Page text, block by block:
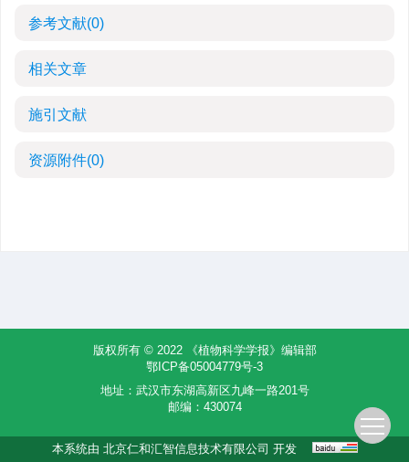
参考文献(0)
相关文章
施引文献
资源附件(0)
版权所有 © 2022 《植物科学学报》编辑部
鄂ICP备05004779号-3
地址：武汉市东湖高新区九峰一路201号
邮编：430074
本系统由 北京仁和汇智信息技术有限公司 开发